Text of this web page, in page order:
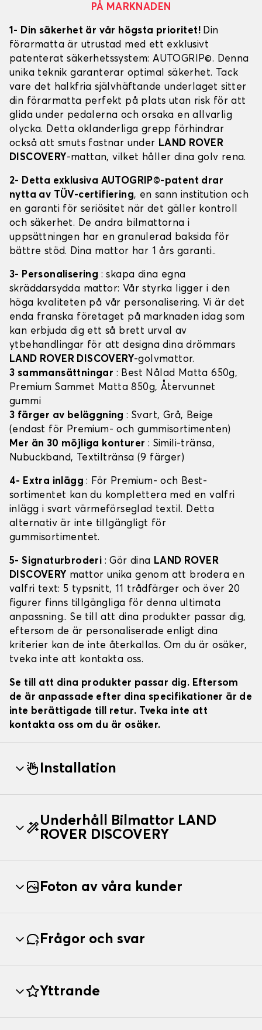
PÅ MARKNADEN
1- Din säkerhet är vår högsta prioritet! Din
förarmatta är utrustad med ett exklusivt
patenterat säkerhetssystem: AUTOGRIP©. Denna
unika teknik garanterar optimal säkerhet. Tack
vare det halkfria självhäftande underlaget sitter
din förarmatta perfekt på plats utan risk för att
glida under pedalerna och orsaka en allvarlig
olycka. Detta oklanderliga grepp förhindrar
också att smuts fastnar under LAND ROVER
DISCOVERY-mattan, vilket håller dina golv rena.
2- Detta exklusiva AUTOGRIP©-patent drar
nytta av TÜV-certifiering, en sann institution och
en garanti för seriösitet när det gäller kontroll
och säkerhet. De andra bilmattorna i
uppsättningen har en granulerad baksida för
bättre stöd. Dina mattor har 1 års garanti..
3- Personalisering : skapa dina egna
skräddarsydda mattor: Vår styrka ligger i den
höga kvaliteten på vår personalisering. Vi är det
enda franska företaget på marknaden idag som
kan erbjuda dig ett så brett urval av
ytbehandlingar för att designa dina drömmars
LAND ROVER DISCOVERY-golvmattor.
3 sammansättningar : Best Nålad Matta 650g,
Premium Sammet Matta 850g, Återvunnet
gummi
3 färger av beläggning: Svart, Grå, Beige
(endast för Premium- och gummisortimenten)
Mer än 30 möjliga konturer : Simili-tränsa,
Nubuckband, Textiltränsa (9 färger)
4- Extra inlägg: För Premium- och Best-
sortimentet kan du komplettera med en valfri
inlägg i svart värmeförseglad textil. Detta
alternativ är inte tillgängligt för
gummisortimentet.
5- Signaturbroderi : Gör dina LAND ROVER
DISCOVERY mattor unika genom att brodera en
valfri text: 5 typsnitt, 11 trådfärger och över 20
figurer finns tillgängliga för denna ultimata
anpassning.. Se till att dina produkter passar dig,
eftersom de är personaliserade enligt dina
kriterier kan de inte återkallas. Om du är osäker,
tveka inte att kontakta oss.
Se till att dina produkter passar dig. Eftersom
de är anpassade efter dina specifikationer är de
inte berättigade till retur. Tveka inte att
kontakta oss om du är osäker.
Installation
Underhåll Bilmattor LAND
ROVER DISCOVERY
Foton av våra kunder
Frågor och svar
Yttrande